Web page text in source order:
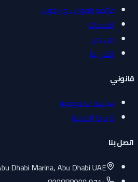
قائمة القوارب واليخوت
الخدمات
من نحن
اتصل بنا
قانوني
سياسة الخصوصية
شروط الخدمة
اتصل بنا
Abu Dhabi Marina, Abu Dhabi UAE